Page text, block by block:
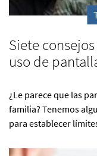
Siete
uso de
¿Le parece que las
familia? Tenemos
para establecer